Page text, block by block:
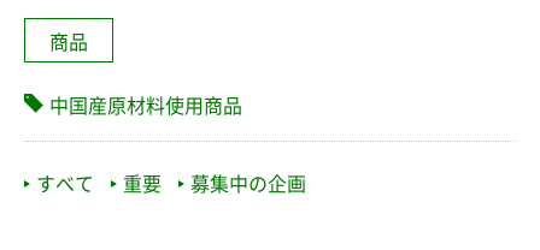
商品
中国産原材料使用商品
すべて 重要 募集中の企画